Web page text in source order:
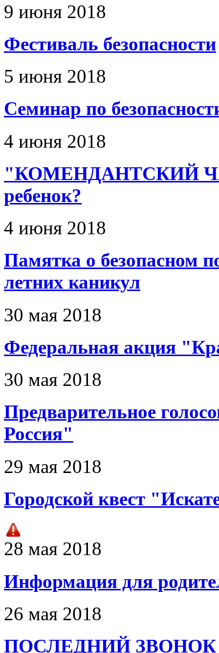
9 июня 2018
Фестиваль безопасности
5 июня 2018
Семинар по
4 июня 2018
"КОМЕНДАНТСКИЙ
ребенок?
4 июня 2018
Памятка о безопасном
летних каникул
30 мая 2018
Федеральная акция
30 мая 2018
Предварительное
Россия"
29 мая 2018
Городской квест
28 мая 2018
Информация для
26 мая 2018
ПОСЛЕДНИЙ ЗВОНОК